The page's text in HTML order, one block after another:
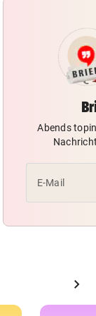
Abends
E-Mail
chevron_right